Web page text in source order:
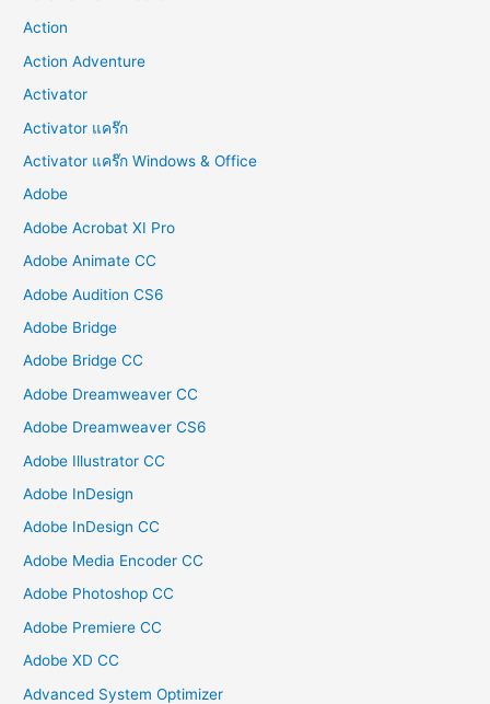
Action
Action Adventure
Activator
Activator แคร๊ก
Activator แคร๊ก Windows & Office
Adobe
Adobe Acrobat XI Pro
Adobe Animate CC
Adobe Audition CS6
Adobe Bridge
Adobe Bridge CC
Adobe Dreamweaver CC
Adobe Dreamweaver CS6
Adobe Illustrator CC
Adobe InDesign
Adobe InDesign CC
Adobe Media Encoder CC
Adobe Photoshop CC
Adobe Premiere CC
Adobe XD CC
Advanced System Optimizer